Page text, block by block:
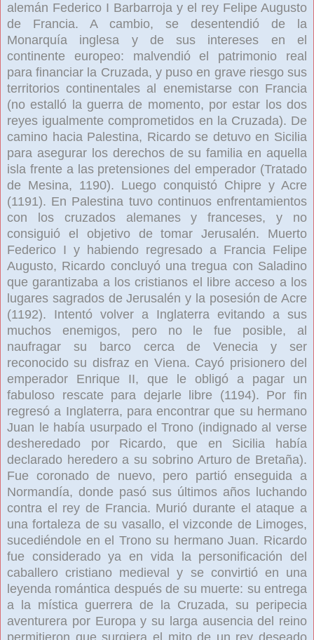
alemán Federico I Barbarroja y el rey Felipe Augusto
de Francia. A cambio, se desentendió de la
Monarquía inglesa y de sus intereses en el
continente europeo: malvendió el patrimonio real
para financiar la Cruzada, y puso en grave riesgo sus
territorios continentales al enemistarse con Francia
(no estalló la guerra de momento, por estar los dos
reyes igualmente comprometidos en la Cruzada). De
camino hacia Palestina, Ricardo se detuvo en Sicilia
para asegurar los derechos de su familia en aquella
isla frente a las pretensiones del emperador (Tratado
de Mesina, 1190). Luego conquistó Chipre y Acre
(1191). En Palestina tuvo continuos enfrentamientos
con los cruzados alemanes y franceses, y no
consiguió el objetivo de tomar Jerusalén. Muerto
Federico I y habiendo regresado a Francia Felipe
Augusto, Ricardo concluyó una tregua con Saladino
que garantizaba a los cristianos el libre acceso a los
lugares sagrados de Jerusalén y la posesión de Acre
(1192). Intentó volver a Inglaterra evitando a sus
muchos enemigos, pero no le fue posible, al
naufragar su barco cerca de Venecia y ser
reconocido su disfraz en Viena. Cayó prisionero del
emperador Enrique II, que le obligó a pagar un
fabuloso rescate para dejarle libre (1194). Por fin
regresó a Inglaterra, para encontrar que su hermano
Juan le había usurpado el Trono (indignado al verse
desheredado por Ricardo, que en Sicilia había
declarado heredero a su sobrino Arturo de Bretaña).
Fue coronado de nuevo, pero partió enseguida a
Normandía, donde pasó sus últimos años luchando
contra el rey de Francia. Murió durante el ataque a
una fortaleza de su vasallo, el vizconde de Limoges,
sucediéndole en el Trono su hermano Juan. Ricardo
fue considerado ya en vida la personificación del
caballero cristiano medieval y se convirtió en una
leyenda romántica después de su muerte: su entrega
a la mística guerrera de la Cruzada, su peripecia
aventurera por Europa y su larga ausencia del reino
permitieron que surgiera el mito de un rey deseado